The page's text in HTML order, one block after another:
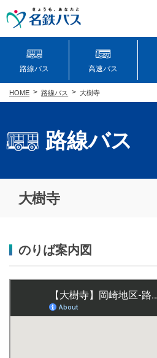
路線バス 高速バス
路線バス
HOME 路線バス 大樹寺
大樹寺
のりば案内図